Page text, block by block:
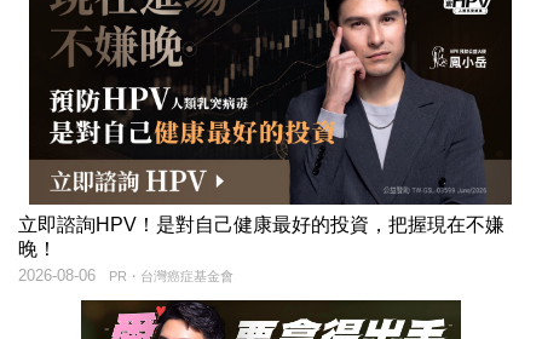
立即諮詢HPV！是對自己健康最好的投資，把握現在不嫌
晚！
PR・台灣癌症基金會
2026-08-06